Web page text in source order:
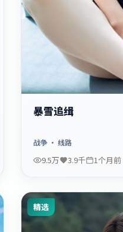
暴雪追缉
战争· 线路
9.5万 3.9千 1个月前
精选